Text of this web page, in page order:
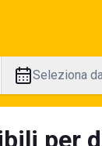
Seleziona
per